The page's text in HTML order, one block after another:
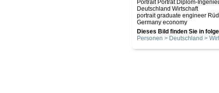
Portrait Porträt Diplom-
Deutschland Wirtschaft
portrait graduate engineer
Germany economy
Dieses Bild finden Sie in
Personen > Deutschland >